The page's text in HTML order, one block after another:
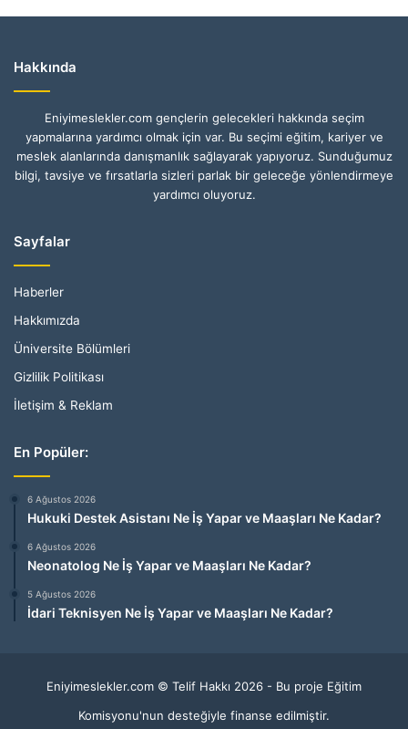
Hakkında
Eniyimeslekler.com gençlerin gelecekleri hakkında seçim
yapmalarına yardımcı olmak için var. Bu seçimi eğitim, kariyer ve
meslek alanlarında danışmanlık sağlayarak yapıyoruz. Sunduğumuz
bilgi, tavsiye ve fırsatlarla sizleri parlak bir geleceğe yönlendirmeye
yardımcı oluyoruz.
Sayfalar
Haberler
Hakkımızda
Üniversite Bölümleri
Gizlilik Politikası
İletişim & Reklam
En Popüler:
6 Ağustos 2026
Hukuki Destek Asistanı Ne İş Yapar ve Maaşları Ne Kadar?
6 Ağustos 2026
Neonatolog Ne İş Yapar ve Maaşları Ne Kadar?
5 Ağustos 2026
İdari Teknisyen Ne İş Yapar ve Maaşları Ne Kadar?
Eniyimeslekler.com © Telif Hakkı 2026 - Bu proje Eğitim
Komisyonu'nun desteğiyle finanse edilmiştir.